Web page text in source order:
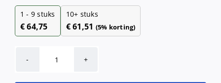
1 - 9 stuks
€64,75
10+ stuks
€61,51 (5% korting)
MediQo-